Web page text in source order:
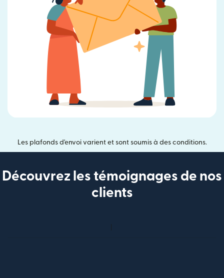
Les plafonds d'envoi varient et sont soumis à des conditions.
Découvrez les témoignages de nos
clients